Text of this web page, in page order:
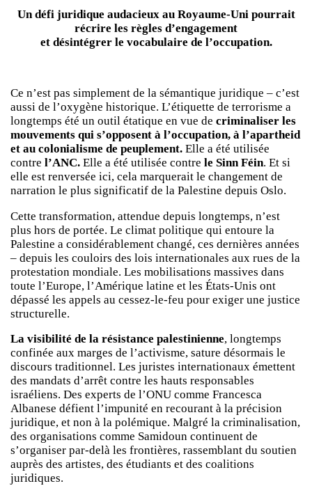
Un défi juridique audacieux au Royaume-Uni pourrait
récrire les règles d’engagement
et désintégrer le vocabulaire de l’occupation.
Ce n’est pas simplement de la sémantique juridique – c’est
aussi de l’oxygène historique. L’étiquette de terrorisme a
longtemps été un outil étatique en vue de criminaliser les
mouvements qui s’opposent à l’occupation, à l’apartheid
et au colonialisme de peuplement. Elle a été utilisée
contre l’ANC. Elle a été utilisée contre le Sinn Féin. Et si
elle est renversée ici, cela marquerait le changement de
narration le plus significatif de la Palestine depuis Oslo.
Cette transformation, attendue depuis longtemps, n’est
plus hors de portée. Le climat politique qui entoure la
Palestine a considérablement changé, ces dernières années
– depuis les couloirs des lois internationales aux rues de la
protestation mondiale. Les mobilisations massives dans
toute l’Europe, l’Amérique latine et les États-Unis ont
dépassé les appels au cessez-le-feu pour exiger une justice
structurelle.
La visibilité de la résistance palestinienne, longtemps
confinée aux marges de l’activisme, sature désormais le
discours traditionnel. Les juristes internationaux émettent
des mandats d’arrêt contre les hauts responsables
israéliens. Des experts de l’ONU comme Francesca
Albanese défient l’impunité en recourant à la précision
juridique, et non à la polémique. Malgré la criminalisation,
des organisations comme Samidoun continuent de
s’organiser par-delà les frontières, rassemblant du soutien
auprès des artistes, des étudiants et des coalitions
juridiques.